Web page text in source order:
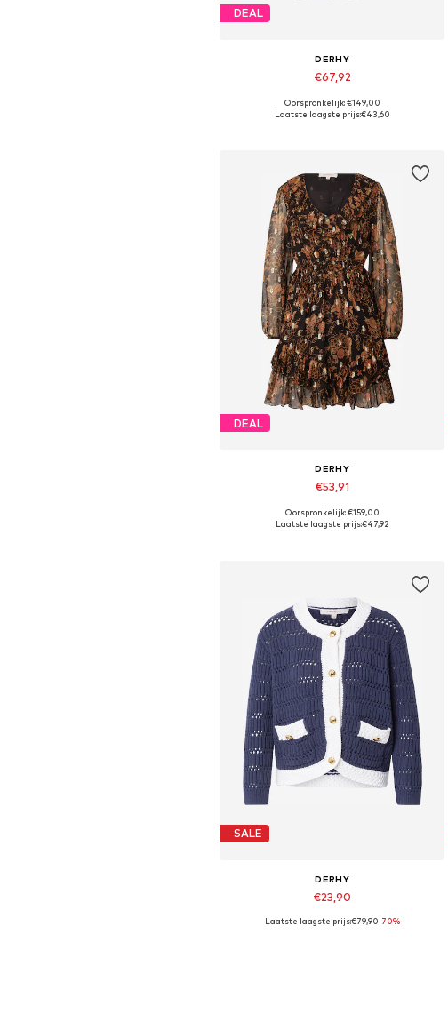
DEAL
DERHY
€67,92
Beschikbare maten: 40
Oorspronkelijk: €149,00
Laatste laagste prijs:€43,60
DEAL
DERHY
€53,91
Beschikbare maten: 38, 40
Oorspronkelijk: €159,00
Laatste laagste prijs:€47,92
SALE
DERHY
€23,90
Beschikbare maten: S, M, L, XL
Laatste laagste prijs:€79,90-70%